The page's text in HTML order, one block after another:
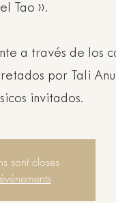
Tao ».
a través de los
por Tali
invitados.
sont closes